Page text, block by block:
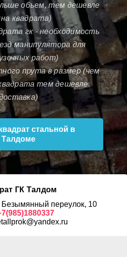
объем, тем дешевле
квадрата)
гк - необходимость
манипулятора для
работ)
прута в размер (чем
тем дешевле
стальной в
Талдоме
ГК Талдом
переулок, 10